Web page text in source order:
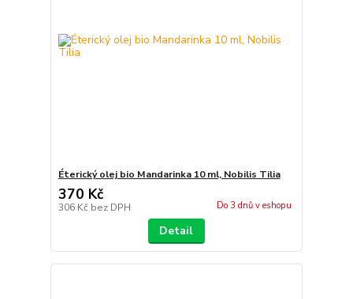
Éterický olej bio Mandarinka 10 ml, Nobilis Tilia
370 Kč
306 Kč bez DPH Do 3 dnů v eshopu
Detail